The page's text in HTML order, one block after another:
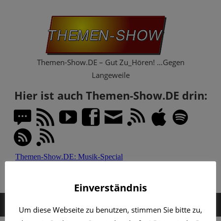
Themen-Show.DE – Gut Zu_Hören! …Gegen
Langeweile
Hier ist auch Themen-Show.DE drin:
MENÜ
Einverständnis
Um diese Webseite zu benutzen, stimmen Sie bitte zu,